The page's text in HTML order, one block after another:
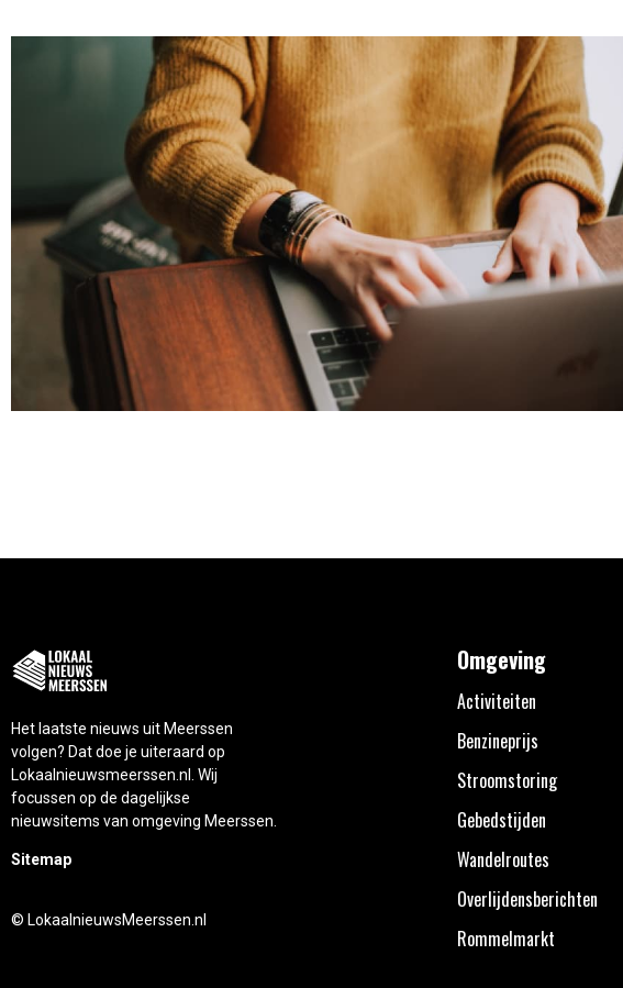
Het laatste nieuws uit Meerssen
volgen? Dat doe je uiteraard op
Lokaalnieuwsmeerssen.nl. Wij
focussen op de dagelijkse
nieuwsitems van omgeving Meerssen.
Sitemap
© LokaalnieuwsMeerssen.nl
Omgeving
Activiteiten
Benzineprijs
Stroomstoring
Gebedstijden
Wandelroutes
Overlijdensberichten
Rommelmarkt